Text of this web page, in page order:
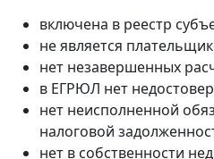
включена в реестр
не является
нет незавершенных
в ЕГРЮЛ нет
нет неисполненной
налоговой
нет в собственности